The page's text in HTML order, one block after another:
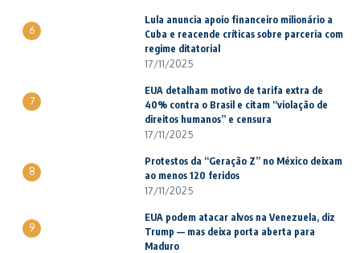
6
Lula anuncia apoio financeiro milionário a
Cuba e reacende críticas sobre parceria com
regime ditatorial
17/11/2025
7
EUA detalham motivo de tarifa extra de
40% contra o Brasil e citam “violação de
direitos humanos” e censura
17/11/2025
8
Protestos da “Geração Z” no México deixam
ao menos 120 feridos
17/11/2025
9
EUA podem atacar alvos na Venezuela, diz
Trump — mas deixa porta aberta para
Maduro